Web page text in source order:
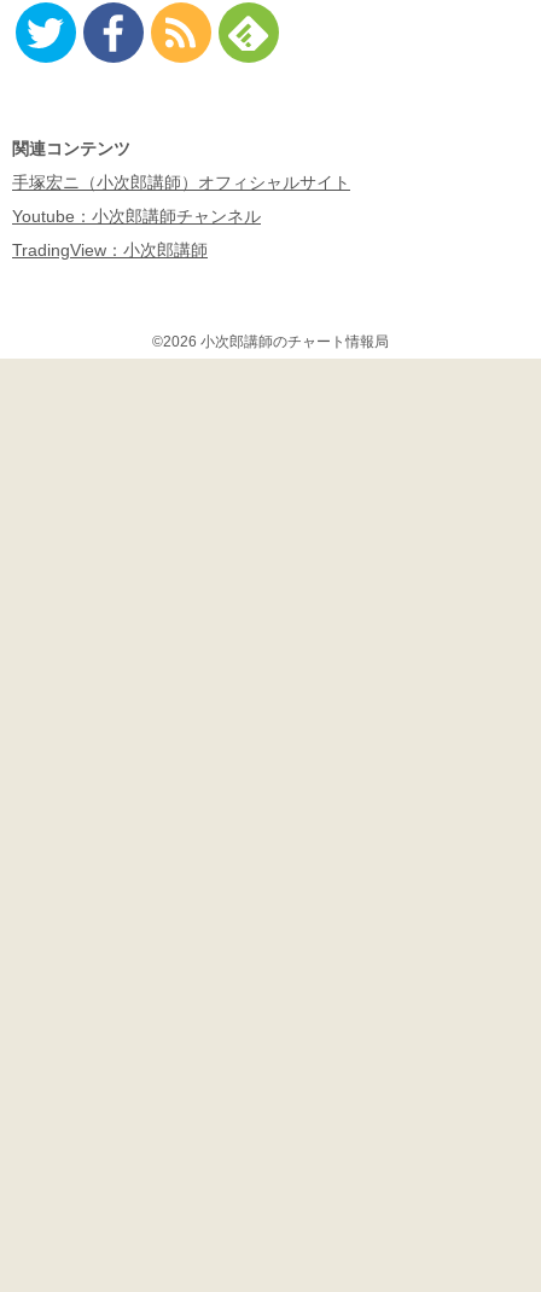
関連コンテンツ
手塚宏ニ（小次郎講師）オフィシャルサイト
Youtube：小次郎講師チャンネル
TradingView：小次郎講師
©2026 小次郎講師のチャート情報局